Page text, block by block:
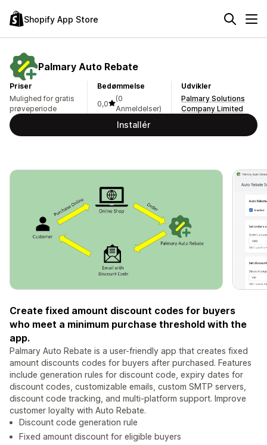
Shopify App Store
Palmary Auto Rebate
Priser
Mulighed for gratis
prøveperiode
Bedømmelse
0,0
(0
Anmeldelser)
Udvikler
Palmary Solutions
Company Limited
Installér
Create fixed amount discount codes for buyers
who meet a minimum purchase threshold with the
app.
Palmary Auto Rebate is a user-friendly app that creates fixed
amount discounts codes for buyers after purchased. Features
include generation rules for discount code, expiry dates for
discount codes, customizable emails, custom SMTP servers,
discount code tracking, and multi-platform support. Improve
customer loyalty with Auto Rebate.
Discount code generation rule
Fixed amount discount for eligible buyers